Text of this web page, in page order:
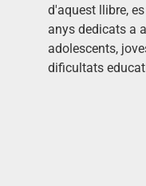
d'aquest llibre,
anys dedicats a
adolescents,
dificultats